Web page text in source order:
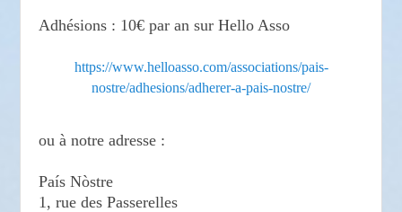
Adhésions : 10€ par an sur Hello Asso
https://www.helloasso.com/associations/pais-
nostre/adhesions/adherer-a-pais-nostre/
ou à notre adresse :
País Nòstre
1, rue des Passerelles